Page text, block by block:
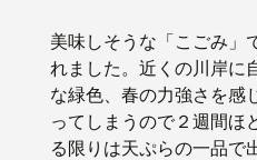
美味しそうな「こごみ」
れました。近くの川岸に
な緑色、春の力強さを感
ってしまうので２週間ほ
る限りは天ぷらの一品で